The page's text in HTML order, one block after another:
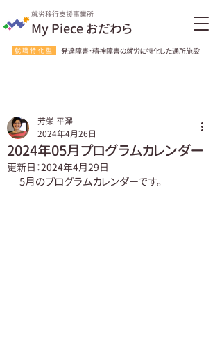
就労移行支援事業所
My Piece おだわら
就職特化型 発達障害・精神障害の就労に特化した通所施設
2024年05月プログラムカレンダー
芳栄 平澤
2024年4月26日
更新日：2024年4月29日
5月のプログラムカレンダーです。